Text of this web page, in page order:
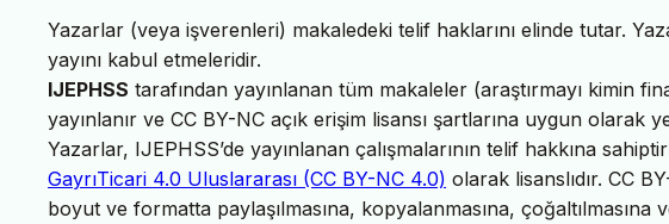
Yazarlar (veya işverenleri) makaledeki telif haklarını elinde tutar.
yayını kabul etmeleridir.
IJEPHSS tarafından yayınlanan tüm makaleler (araştırmayı kimin
yayınlanır ve CC BY-NC açık erişim lisansı şartlarına uygun olarak
Yazarlar, IJEPHSS’de yayınlanan çalışmalarının telif hakkına
GayrıTicari 4.0 Uluslararası (CC BY-NC 4.0) olarak lisanslıdır. CC
boyut ve formatta paylaşılmasına, kopyalanmasına,